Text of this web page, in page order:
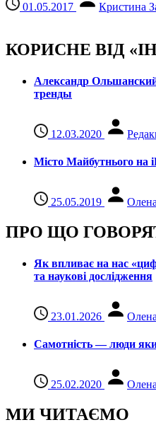
01.05.2017 Кристина
КОРИСНЕ ВІД
Александр
тренды
12.03.2020
Місто Майбутнього на
25.05.2019
ПРО ЩО
Як впливає на нас
та наукові дослідження
23.01.2026
Самотність — люди
25.02.2020
МИ ЧИТАЄМО